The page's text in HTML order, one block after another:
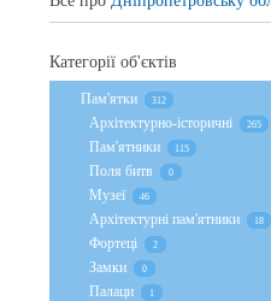
Категорії об'єктів
Пам'ятки 312
Архітектурно-історичні 265
Пам'ятники 115
Поля битв 0
Музеї 46
Архітектурні пам'ятники 18
Фортеці 2
Замки 0
Палаци 1